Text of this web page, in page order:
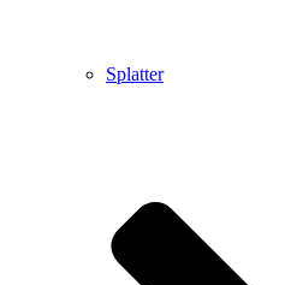
Splatter